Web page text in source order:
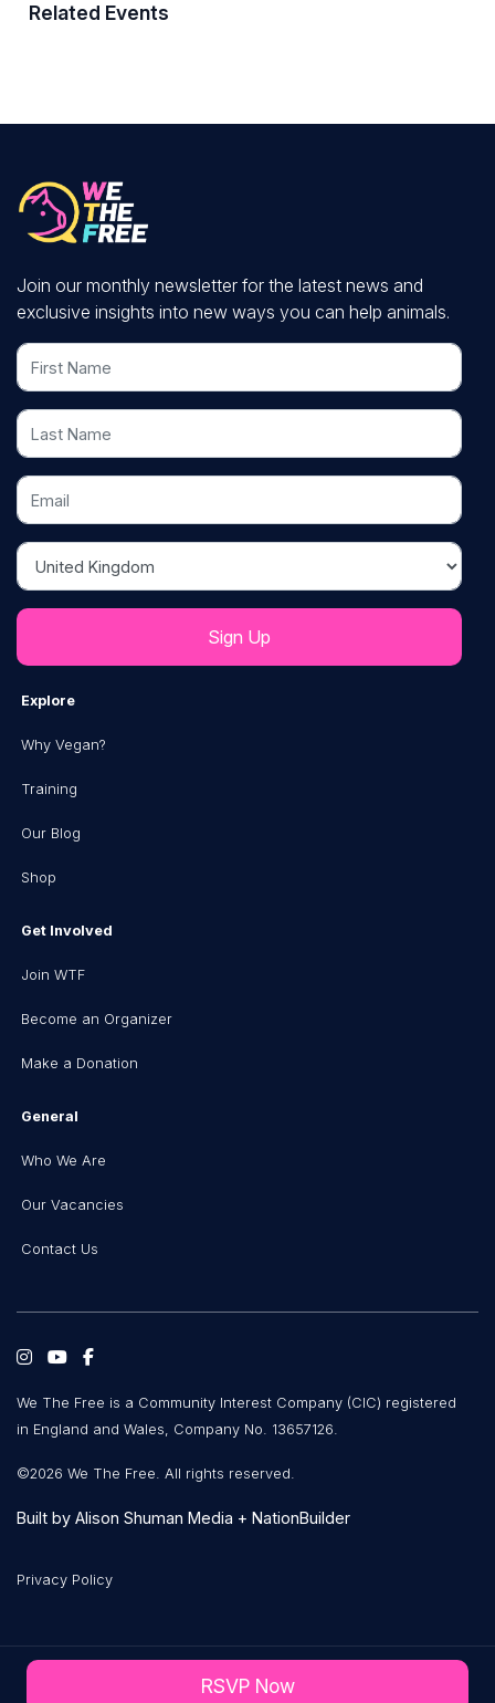
Related Events
RSVP Now
Join our monthly newsletter for the latest news and
exclusive insights into new ways you can help animals.
First Name
Last Name
Email
Country
Explore
Why Vegan?
Training
Our Blog
Shop
Get Involved
Join WTF
Become an Organizer
Make a Donation
General
Who We Are
Our Vacancies
Contact Us
We The Free is a Community Interest Company (CIC) registered
in England and Wales, Company No. 13657126.
©2026 We The Free. All rights reserved.
Built by Alison Shuman Media + NationBuilder
Privacy Policy